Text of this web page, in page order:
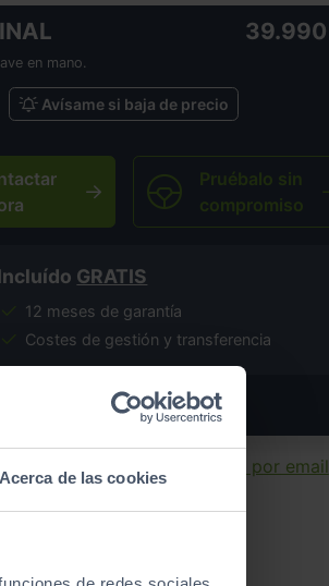
de las cookies
39.990
en mano.
Avísame si baja de precio
Pruébalo sin
compromiso
GRATIS
12 meses de garantía
Costes de gestión y transferencia
error tipográfico.
ficha Enviar por email